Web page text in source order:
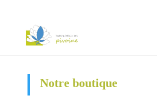
Notre boutique